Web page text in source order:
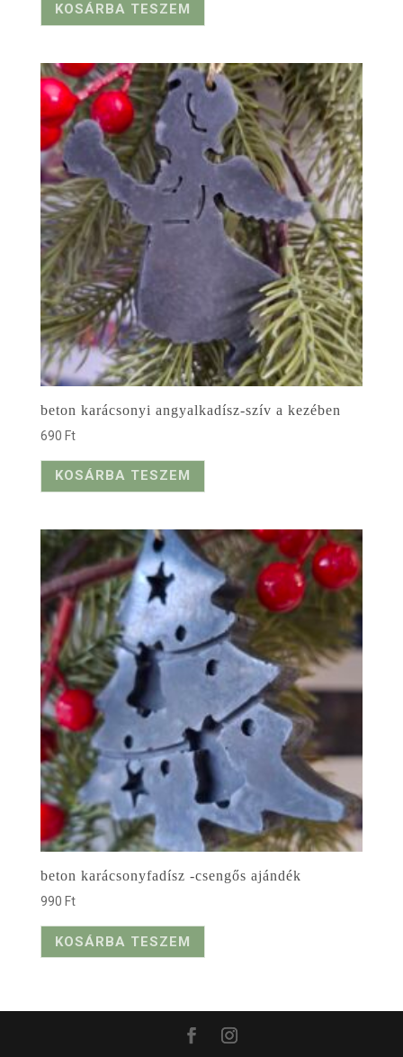
KOSÁRBA TESZEM
beton karácsonyi angyalkadísz-szív a kezében
690 Ft
KOSÁRBA TESZEM
beton karácsonyfadísz -csengős ajándék
990 Ft
KOSÁRBA TESZEM